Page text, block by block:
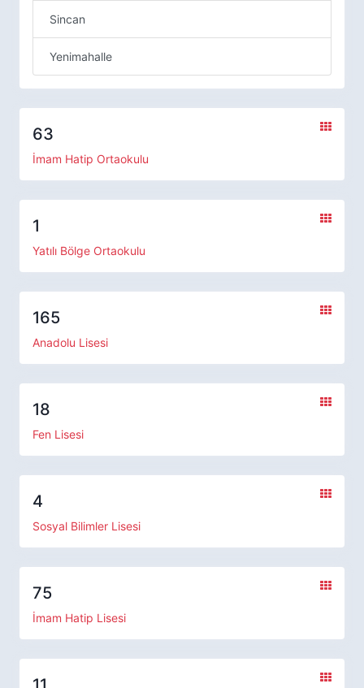
Sincan
Yenimahalle
63
İmam Hatip Ortaokulu
1
Yatılı Bölge Ortaokulu
165
Anadolu Lisesi
18
Fen Lisesi
4
Sosyal Bilimler Lisesi
75
İmam Hatip Lisesi